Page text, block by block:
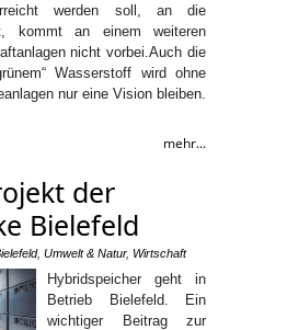
werden soll, an die
kommt an einem weiteren
nicht vorbei.Auch die
Wasserstoff wird ohne
nur eine Vision bleiben.
mehr...
der
Bielefeld
, Umwelt & Natur, Wirtschaft
Hybridspeicher geht in
Betrieb Bielefeld. Ein
wichtiger Beitrag zur